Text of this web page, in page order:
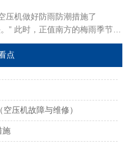
点
压机故障与维修）
施
压机​做好防雨防潮措施了
” 此时，正值南方的梅雨季节，
都是阴雨连绵，淅淅沥沥。夏季
对一年中降水比较集中的阶段，
压机房周围环
房地处低洼地带，忽遇强降雨容